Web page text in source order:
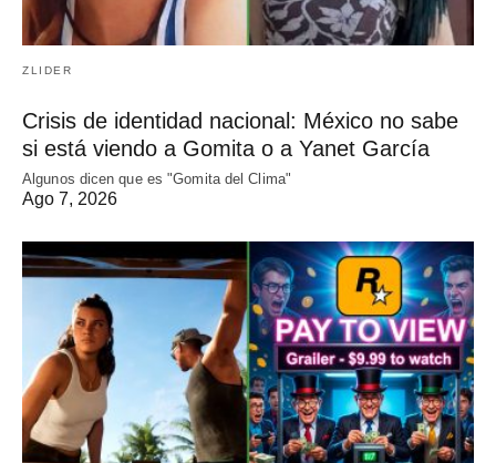
ZLIDER
Crisis de identidad nacional: México no sabe
si está viendo a Gomita o a Yanet García
Algunos dicen que es "Gomita del Clima"
Ago 7, 2026